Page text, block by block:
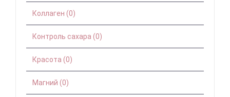
Коллаген (0)
Контроль сахара (0)
Красота (0)
Магний (0)